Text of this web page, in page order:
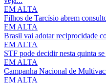
EM ALTA
Filhos de Tarcísio abrem
EM ALTA
Brasil vai adotar reciprocidade
EM ALTA
STF pode decidir nesta quinta
EM ALTA
Campanha Nacional de
EM ALTA